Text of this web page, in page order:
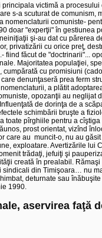
victimă a
s-a scuturat de
comuniste-
doar "experţii" în gestiunea
şi-au dat cu părerea
privatizării cu orice preţ,
fiind făcut de "doctrinarii"...
Majoritatea populaţiei,
cu promisiuni
denunţaseră prea ferm
a plătit
opozanţii au neglijat
de dorinţa de a
schimbării bruşte a
toate pîrghiile pentru a
prost orientat, vizînd
care au muncit-o, nu au
exploatare. Avertizările
trădaţi, jefuiţi şi
creată în prealabil.
din Timişoara… nu
deturnate sau
1990.
aservirea